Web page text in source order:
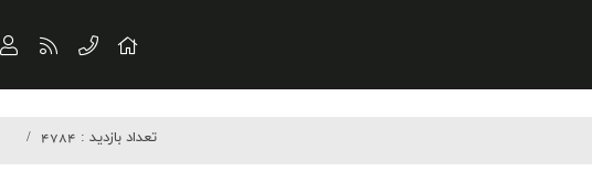
تعداد بازدید : 4784